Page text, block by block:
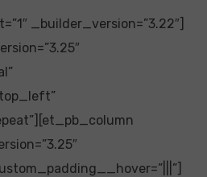
_builder_version=”3.22″]